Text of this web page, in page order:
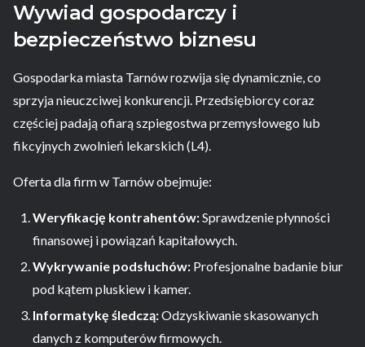
Wywiad gospodarczy i
bezpieczeństwo biznesu
Gospodarka miasta Tarnów rozwija się dynamicznie, co
sprzyja nieuczciwej konkurencji. Przedsiębiorcy coraz
częściej padają ofiarą szpiegostwa przemysłowego lub
fikcyjnych zwolnień lekarskich (L4).
Oferta dla firm w Tarnów obejmuje:
Weryfikację kontrahentów:Sprawdzenie płynności
finansowej i powiązań kapitałowych.
Wykrywanie podsłuchów: Profesjonalne badanie biur
pod kątem pluskiew i kamer.
Informatykę śledczą:Odzyskiwanie skasowanych
danych z komputerów firmowych.